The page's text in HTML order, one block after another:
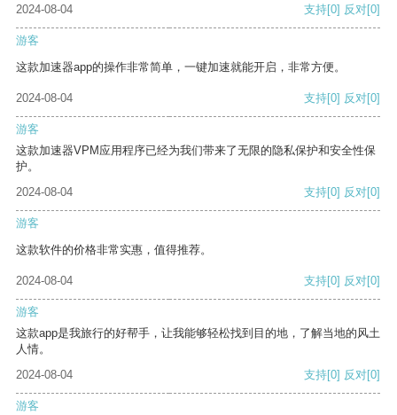
2024-08-04 支持[0] 反对[0]
游客
这款加速器app的操作非常简单，一键加速就能开启，非常方便。
2024-08-04 支持[0] 反对[0]
游客
这款加速器VPM应用程序已经为我们带来了无限的隐私保护和安全性保
护。
2024-08-04
支持[0] 反对[0]
游客
这款软件的价格非常实惠，值得推荐。
2024-08-04 支持[0] 反对[0]
游客
这款app是我旅行的好帮手，让我能够轻松找到目的地，了解当地的风土
人情。
2024-08-04
支持[0] 反对[0]
游客